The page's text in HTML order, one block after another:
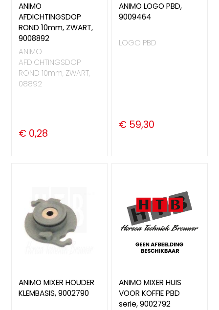
ANIMO
AFDICHTINGSDOP
ROND 10mm, ZWART,
9008892
ANIMO
AFDICHTINGSDOP
ROND 10mm, ZWART,
08892
€ 0,28
ANIMO LOGO PBD,
9009464
LOGO PBD
€ 59,30
ANIMO MIXER HOUDER
KLEMBASIS, 9002790
ANIMO MIXER HUIS
VOOR KOFFIE PBD
serie, 9002792